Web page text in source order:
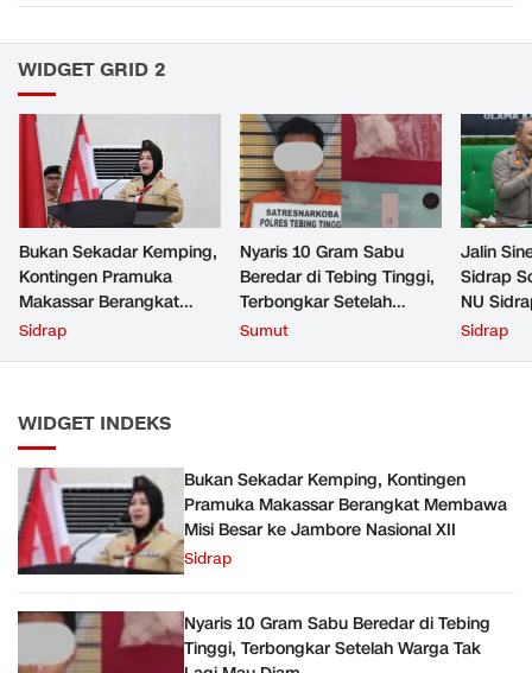
WIDGET GRID 2
Bukan Sekadar Kemping,
Kontingen Pramuka
Makassar Berangkat
Membawa Misi Besar ke
Sidrap
Nyaris 10 Gram Sabu
Beredar di Tebing Tinggi,
Terbongkar Setelah
Warga Tak Lagi Mau
Sumut
Jalin
Sidrap
NU
Sidrap
WIDGET INDEKS
Bukan Sekadar Kemping, Kontingen
Pramuka Makassar Berangkat Membawa
Misi Besar ke Jambore Nasional XII
Sidrap
Nyaris 10 Gram Sabu Beredar di Tebing
Tinggi, Terbongkar Setelah Warga Tak